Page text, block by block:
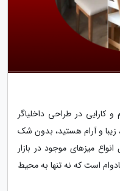
و کارایی در طراحی داخلیاگر
و آرام هستید، بدون شک
میزهای موجود در بازار
است که نه تنها به محیط